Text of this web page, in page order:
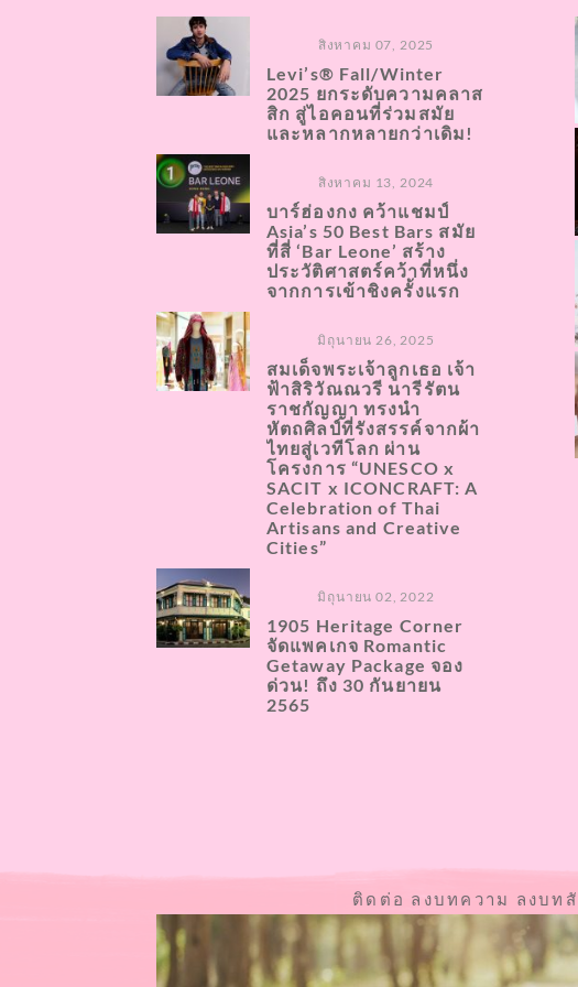
สิงหาคม 07, 2025
Levi’s® Fall/Winter
2025 ยกระดับความคลาส
สิก สู่ไอคอนที่ร่วมสมัย
และหลากหลายกว่าเดิม!
สิงหาคม 13, 2024
บาร์ฮ่องกง คว้าแชมป์
Asia’s 50 Best Bars สมัย
ที่สี่ ‘Bar Leone’ สร้าง
ประวัติศาสตร์คว้าที่หนึ่ง
จากการเข้าชิงครั้งแรก
มิถุนายน 26, 2025
สมเด็จพระเจ้าลูกเธอ เจ้า
ฟ้าสิริวัณณวรี นารีรัตน
ราชกัญญา ทรงนำ
หัตถศิลป์ที่รังสรรค์จากผ้า
ไทยสู่เวทีโลก ผ่าน
โครงการ “UNESCO x
SACIT x ICONCRAFT: A
Celebration of Thai
Artisans and Creative
Cities”
มิถุนายน 02, 2022
1905​ Heritage Corner
จัดแพคเกจ​ Romantic
Getaway Package จอง
ด่วน! ถึง 30 กันยายน
2565
ติดต่อ ลงบทความ ลงบท